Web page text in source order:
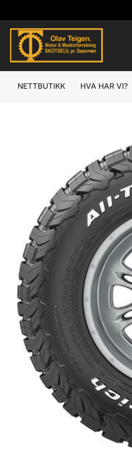
rett
innholdet
NETTBUTIKK HVA HAR VI?